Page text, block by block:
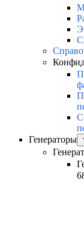
Генераторы